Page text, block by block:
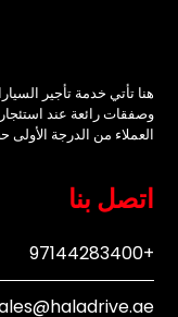
هنا تأتي خدمة تأجير
وصفقات رائعة عند
العملاء من الدرجة
اتصل بنا
+97144283400